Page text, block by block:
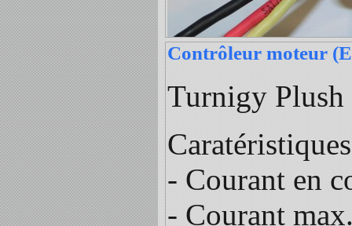
Contrôleur moteur
Turnigy
- Courant en
- Courant